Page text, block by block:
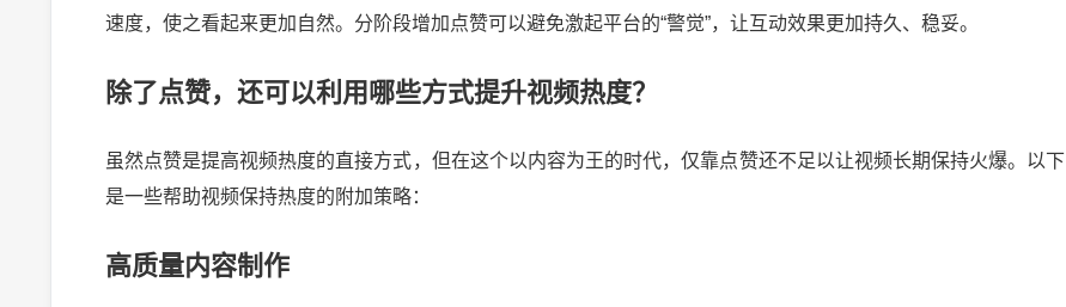
速度，使之看起来更加自然。分阶段增加点赞可以避免激起平台的“警觉”，让互动效果更加持久、稳妥。
除了点赞，还可以利用哪些方式提升视频热度？
虽然点赞是提高视频热度的直接方式，但在这个以内容为王的时代，仅靠点赞还不足以让视频长期保持火爆。以下
是一些帮助视频保持热度的附加策略：
高质量内容制作